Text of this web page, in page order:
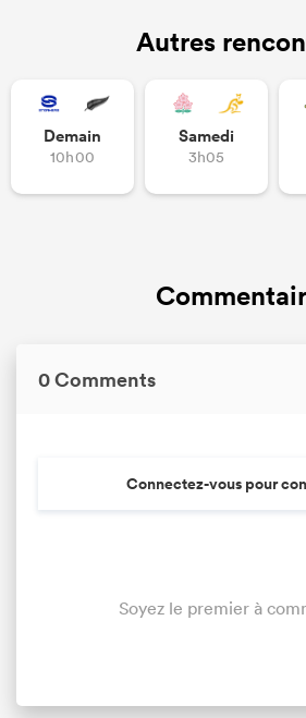
Autres
Demain
10h00
Samedi
3h05
0 Comments
Connectez-vous pour
Soyez le premier à